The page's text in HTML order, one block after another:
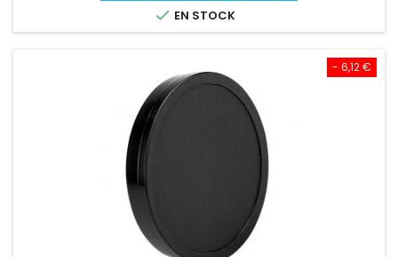
 EN STOCK
- 6,12 €